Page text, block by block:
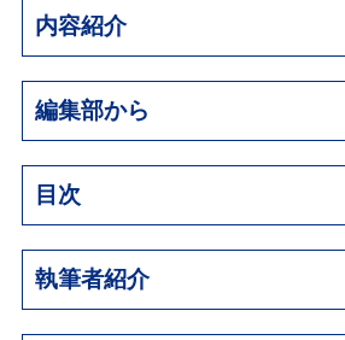
内容紹介
編集部から
目次
執筆者紹介